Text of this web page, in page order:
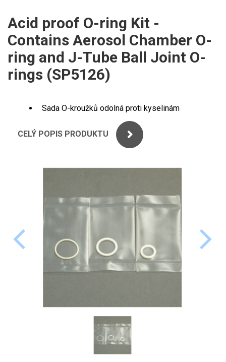
PERKINELMER
SHIMADZU
THERMO ELECTRON (UNICAM)
STANDARDY
ICP
SPECTRO
SHIMADZU
UV-VIS FLUO
Příprava vzorků
Acid proof O-ring Kit -
Contains Aerosol Chamber O-
ring and J-Tube Ball Joint O-
rings (SP5126)
Sada O-kroužků odolná proti kyselinám
CELÝ POPIS PRODUKTU